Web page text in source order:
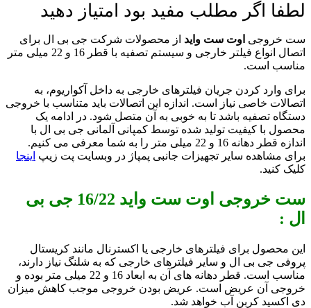
لطفا اگر مطلب مفید بود امتیاز دهید
ست خروجی اوت ست واید از محصولات شرکت جی بی ال برای
اتصال انواع فیلتر خارجی و سیستم تصفیه با قطر 16 و 22 میلی متر
مناسب است.
برای وارد کردن جریان فیلترهای خارجی به داخل آکواریوم، به
اتصالات خاصی نیاز است. اندازه این اتصالات باید متناسب با خروجی
دستگاه تصفیه باشد تا به خوبی به آن متصل شود. در ادامه یک
محصول با کیفیت تولید شده توسط کمپانی آلمانی جی بی ال با
اندازه قطر دهانه 16 و 22 میلی متر را به شما معرفی می کنیم.
برای مشاهده سایر تجهیزات جانبی پمپاژ در وبسایت پت زیپ اینجا
کلیک کنید.
ست خروجی اوت ست واید 16/22 جی بی
ال :
این محصول برای فیلترهای خارجی یا اکسترنال مانند کریستال
پروفی جی بی ال و سایر فیلترهای خارجی که به شلنگ نیاز دارند،
مناسب است. قطر دهانه های آن به ابعاد 16 و 22 میلی متر بوده و
خروجی آن عریض است. عریض بودن خروجی موجب کاهش میزان
دی اکسید کربن آب خواهد شد.